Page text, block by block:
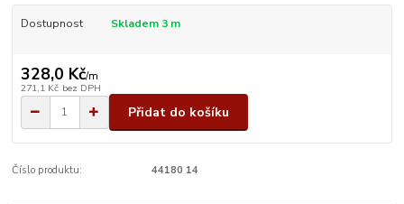
Dostupnost Skladem 3 m
328,0 Kč/m
271,1 Kč bez DPH
Přidat do košíku
Číslo produktu: 44180 14